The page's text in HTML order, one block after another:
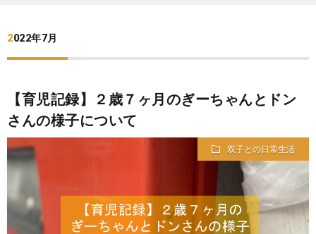
ス
2022年7月
【育児記録】２歳７ヶ月のぎーちゃんとドン
さんの様子について
双子との日常生活